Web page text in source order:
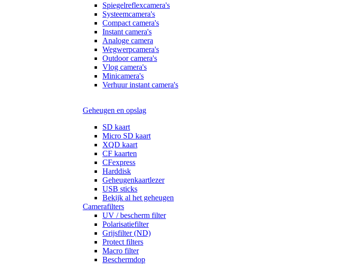
Spiegelreflexcamera's
Systeemcamera's
Compact camera's
Instant camera's
Analoge camera
Wegwerpcamera's
Outdoor camera's
Vlog camera's
Minicamera's
Verhuur instant camera's
Geheugen en opslag
SD kaart
Micro SD kaart
XQD kaart
CF kaarten
CFexpress
Harddisk
Geheugenkaartlezer
USB sticks
Bekijk al het geheugen
Camerafilters
UV / bescherm filter
Polarisatiefilter
Grijsfilter (ND)
Protect filters
Macro filter
Beschermdop